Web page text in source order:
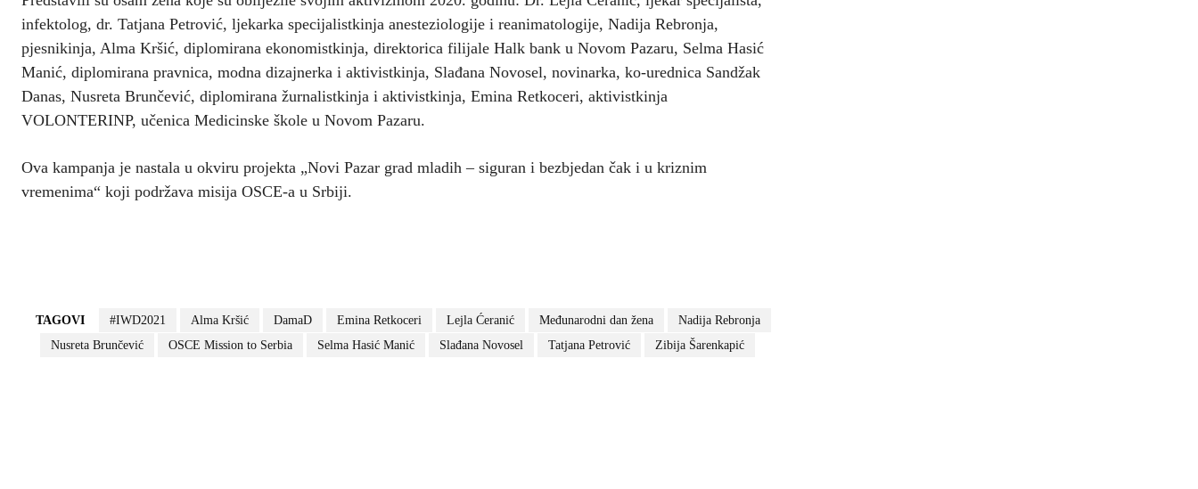
infektolog, dr. Tatjana Petrović, ljekarka specijalistkinja anesteziologije i reanimatologije, Nadija Rebronja,
pjesnikinja, Alma Kršić, diplomirana ekonomistkinja, direktorica filijale Halk bank u Novom Pazaru, Selma Hasić
Manić, diplomirana pravnica, modna dizajnerka i aktivistkinja, Slađana Novosel, novinarka, ko-urednica Sandžak
Danas, Nusreta Brunčević, diplomirana žurnalistkinja i aktivistkinja, Emina Retkoceri, aktivistkinja
VOLONTERINP, učenica Medicinske škole u Novom Pazaru.
Ova kampanja je nastala u okviru projekta „Novi Pazar grad mladih – siguran i bezbjedan čak i u kriznim
vremenima“ koji podržava misija OSCE-a u Srbiji.
TAGOVI #IWD2021 Alma Kršić DamaD Emina Retkoceri Lejla Ćeranić Međunarodni dan žena
Nadija Rebronja
Nusreta Brunčević
OSCE Mission to Serbia Selma Hasić Manić Slađana Novosel Tatjana Petrović Zibija Šarenkapić